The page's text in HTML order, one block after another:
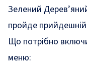
Зелений
пройде
Що потрібно
меню: